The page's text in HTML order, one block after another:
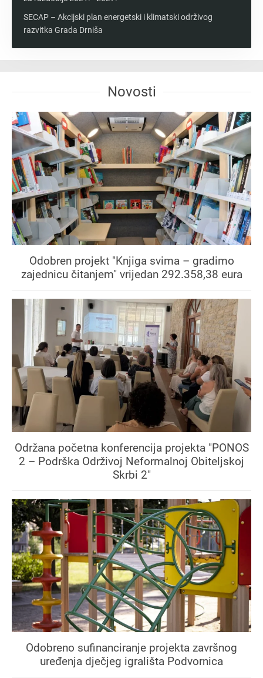
SECAP – Akcijski plan energetski i klimatski održivog
razvitka Grada Drniša
Novosti
Odobren projekt "Knjiga svima – gradimo
zajednicu čitanjem" vrijedan 292.358,38 eura
Održana početna konferencija projekta "PONOS
2 – Podrška Održivoj Neformalnoj Obiteljskoj
Skrbi 2"
Odobreno sufinanciranje projekta završnog
uređenja dječjeg igrališta Podvornica